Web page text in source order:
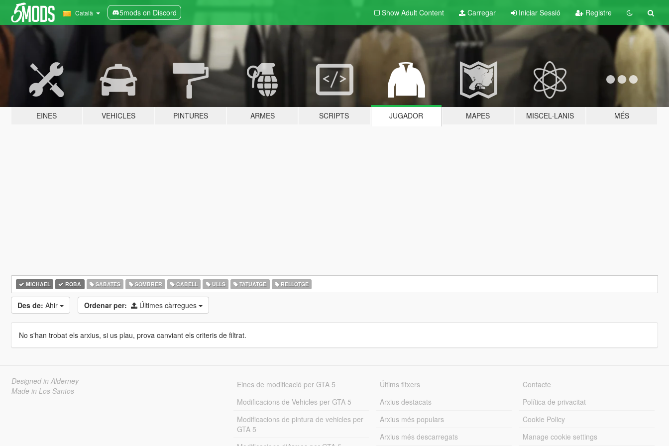
Català 5mods on Discord Show Adult Content Carregar Iniciar Sessió Registre
EINES VEHICLES PINTURES ARMES SCRIPTS JUGADOR MAPES MISCEL·LANIS MÉS
MICHAEL ROBA SABATES SOMBRER CABELL ULLS TATUATGE RELLOTGE
Des de: Ahir Ordenar per: Últimes càrregues
No s'han trobat els arxius, si us plau, prova canviant els criteris de filtrat.
Designed in Alderney
Made in Los Santos
Eines de modificació per GTA 5
Modificacions de Vehicles per GTA 5
Modificacions de pintura de vehicles per
GTA 5
Últims fitxers
Arxius destacats
Arxius més populars
Arxius més descarregats
Contacte
Política de privacitat
Cookie Policy
Manage cookie settings